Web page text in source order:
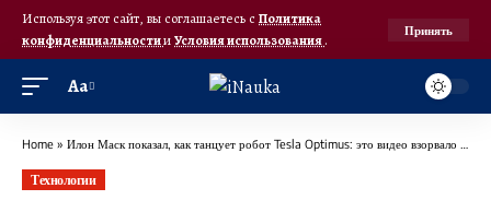
Используя этот сайт, вы соглашаетесь с Политика
конфиденциальностииУсловия использования.
Принять
Аа
Home » Илон Маск показал, как танцует робот Tesla Optimus: это видео взорвало сеть
Технологии